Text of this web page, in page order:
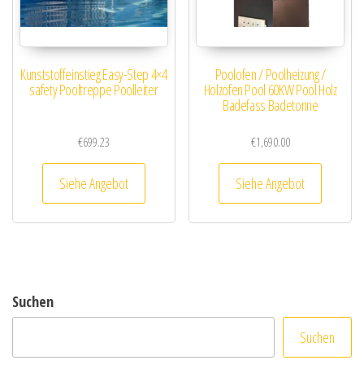
Kunststoffeinstieg Easy-Step 4×4
safety Pooltreppe Poolleiter
€699.23
Siehe Angebot
Poolofen / Poolheizung /
Holzofen Pool 60KW Pool Holz
Badefass Badetonne
€1,690.00
Siehe Angebot
Suchen
Suchen